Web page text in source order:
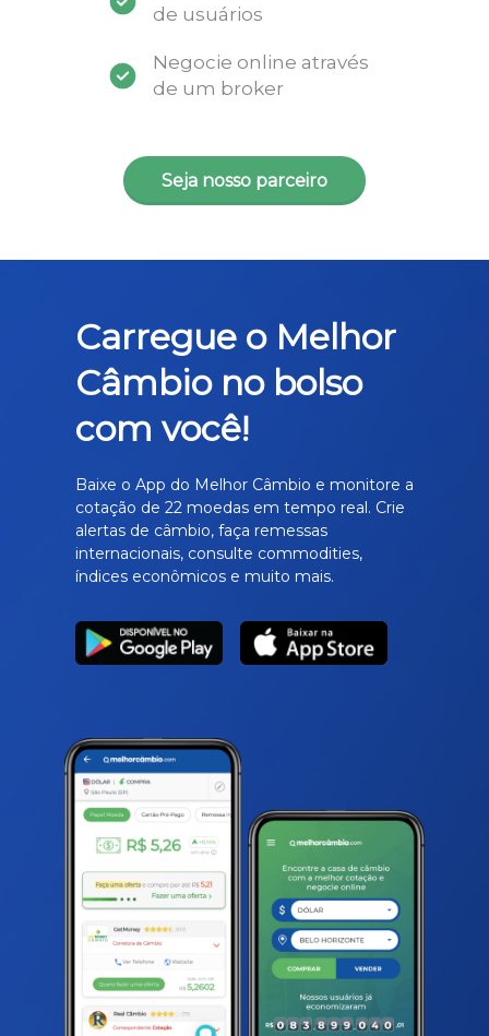
de usuários
Negocie online através
de um broker
Seja nosso parceiro
Carregue o Melhor
Câmbio no bolso
com você!
Baixe o App do Melhor Câmbio e monitore a
cotação de 22 moedas em tempo real. Crie
alertas de câmbio, faça remessas
internacionais, consulte commodities,
índices econômicos e muito mais.